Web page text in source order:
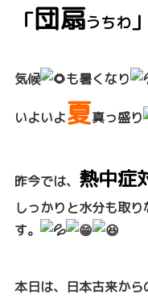
「団扇うちわ」
気候 も暑くなり
いよいよ夏真っ盛り
昨今では、 熱中症
しっかりと水分も取
す。
本日は、日本古来から